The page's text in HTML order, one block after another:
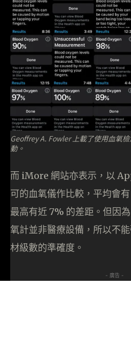
Geoffrey A. Fowler 上載了使用血氧
動。
而 iMore 網站亦表示，以
可的血氧儀作比較，平均會
最高有近 7% 的差距。但因
氧計並非醫療設備，所以不
材級數的準確度。
- 廣告 -